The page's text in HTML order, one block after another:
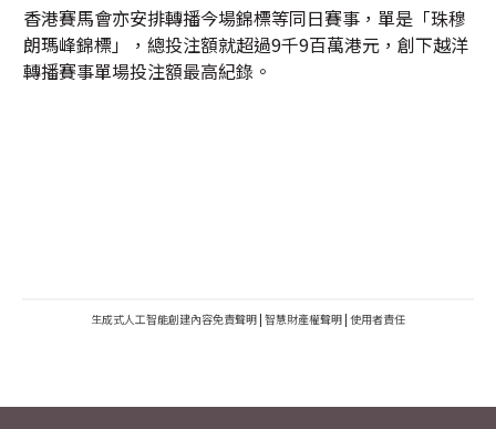
香港賽馬會亦安排轉播今場錦標等同日賽事，單是「珠穆
朗瑪峰錦標」，總投注額就超過9千9百萬港元，創下越洋
轉播賽事單場投注額最高紀錄。
生成式人工智能創建內容免責聲明 | 智慧財產權聲明 | 使用者責任